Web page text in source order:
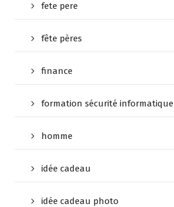
fete pere
fête pères
finance
formation sécurité informatique
homme
idée cadeau
idée cadeau photo